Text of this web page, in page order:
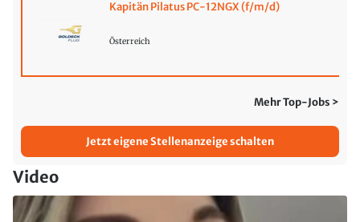
Kapitän Pilatus PC-12NGX (f/m/d)
Österreich
Mehr Top-Jobs >
Jetzt eigene Stellenanzeige schalten
Video